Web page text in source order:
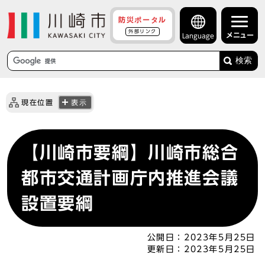
防災ポータル
外部リンク
Language メニュー
検索
現在位置 表示
【川崎市要綱】川崎市総合
都市交通計画庁内推進会議
設置要綱
公開日： 2023年5月25日
更新日： 2023年5月25日